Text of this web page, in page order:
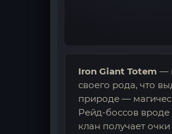
Iron Giant Totem —
своего рода, что
природе —
Рейд-боссов
клан получает